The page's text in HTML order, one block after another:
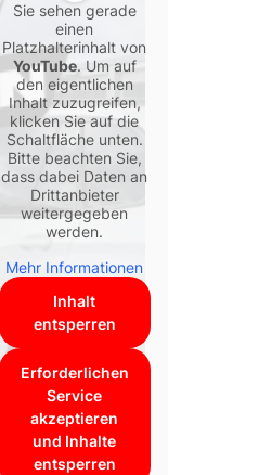
Sie sehen gerade
einen
Platzhalterinhalt von
YouTube. Um auf
den eigentlichen
Inhalt zuzugreifen,
klicken Sie auf die
Schaltfläche unten.
Bitte beachten Sie,
dass dabei Daten an
Drittanbieter
weitergegeben
werden.
Mehr Informationen
Inhalt
entsperren
Erforderlichen
Service
akzeptieren
und Inhalte
entsperren